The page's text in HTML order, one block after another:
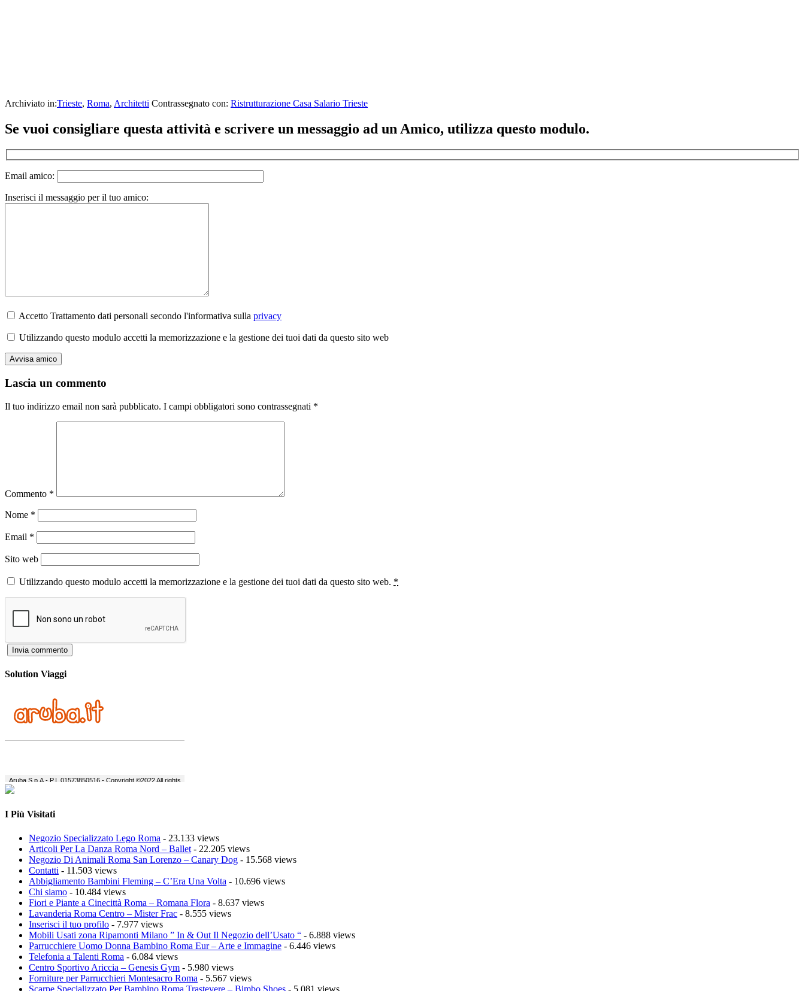
Archiviato in:Trieste, Roma, Architetti Contrassegnato con: Ristrutturazione Casa Salario Trieste
Se vuoi consigliare questa attività e scrivere un messaggio ad un Amico, utilizza questo modulo.
Email amico:
Inserisci il messaggio per il tuo amico:
Accetto Trattamento dati personali secondo l'informativa sulla privacy
Utilizzando questo modulo accetti la memorizzazione e la gestione dei tuoi dati da questo sito web
Lascia un commento
Il tuo indirizzo email non sarà pubblicato. I campi obbligatori sono contrassegnati *
Commento *
Nome *
Email *
Sito web
Utilizzando questo modulo accetti la memorizzazione e la gestione dei tuoi dati da questo sito web. *
Solution Viaggi
I Più Visitati
Negozio Specializzato Lego Roma - 23.133 views
Articoli Per La Danza Roma Nord – Ballet - 22.205 views
Negozio Di Animali Roma San Lorenzo – Canary Dog - 15.568 views
Contatti - 11.503 views
Abbigliamento Bambini Fleming – C’Era Una Volta - 10.696 views
Chi siamo - 10.484 views
Fiori e Piante a Cinecittà Roma – Romana Flora - 8.637 views
Lavanderia Roma Centro – Mister Frac - 8.555 views
Inserisci il tuo profilo - 7.977 views
Mobili Usati zona Ripamonti Milano ” In & Out Il Negozio dell’Usato “ - 6.888 views
Parrucchiere Uomo Donna Bambino Roma Eur – Arte e Immagine - 6.446 views
Telefonia a Talenti Roma - 6.084 views
Centro Sportivo Ariccia – Genesis Gym - 5.980 views
Forniture per Parrucchieri Montesacro Roma - 5.567 views
Scarpe Specializzato Per Bambino Roma Trastevere – Bimbo Shoes - 5.081 views